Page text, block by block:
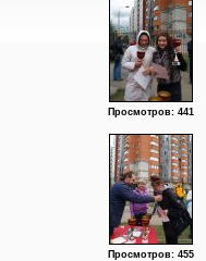
Просмотров: 441
Просмотров: 455